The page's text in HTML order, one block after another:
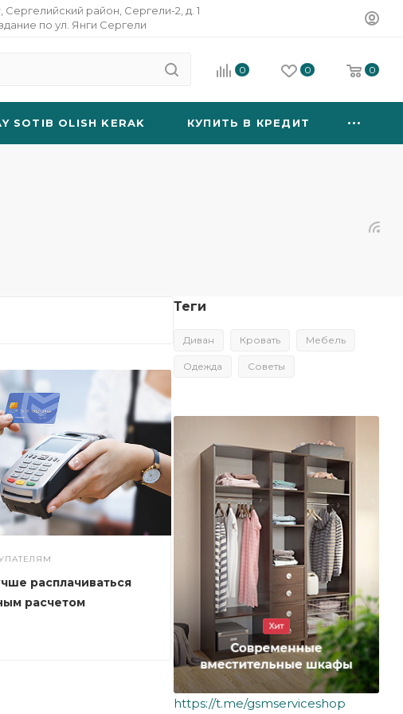
Сергелийский район, Сергели-2, д. 1
по ул. Янги Сергели
0 0 0
SOTIB OLISH KERAK КУПИТЬ В КРЕДИТ
расплачиваться
расчетом
Теги
Диван Кровать Мебель
Одежда Советы
https://t.me/gsmserviceshop